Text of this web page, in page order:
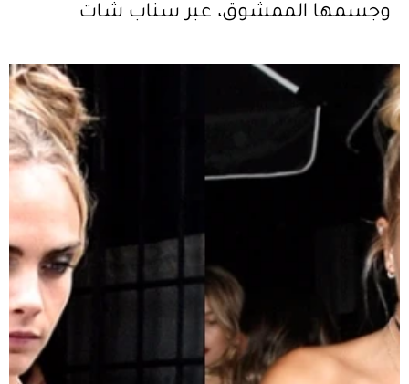
وجسمها الممشوق، عبر سناب شات